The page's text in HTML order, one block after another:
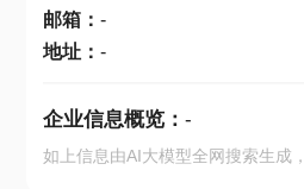
邮箱： -
地址： -
企业信息概览： -
如上信息由AI大模型全网搜索生成